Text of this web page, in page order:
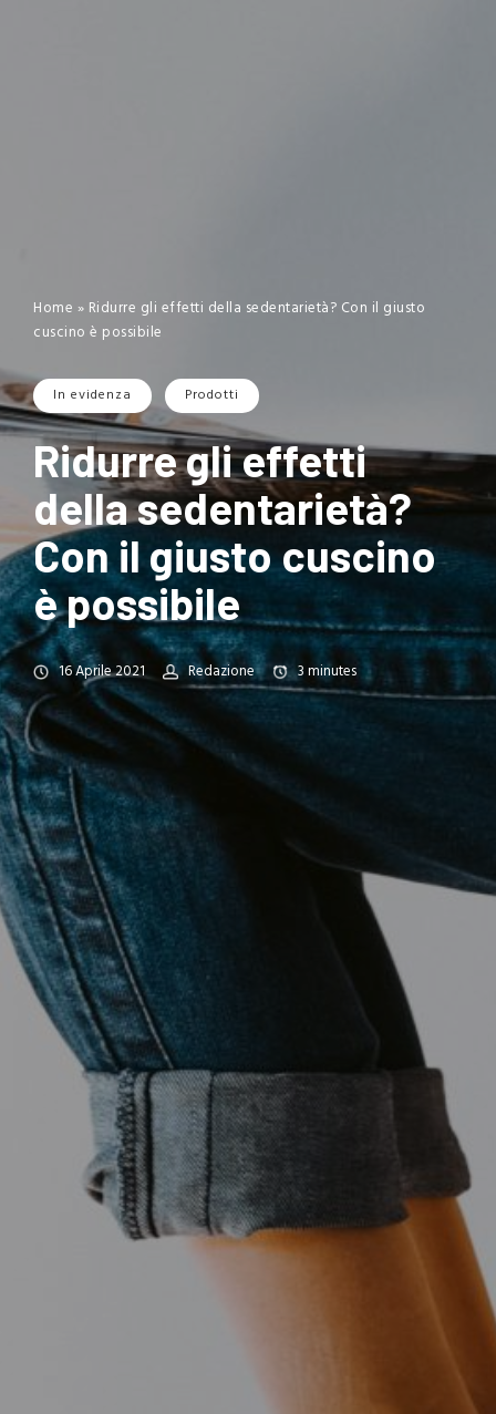
Home » Ridurre gli effetti della sedentarietà? Con il giusto
cuscino è possibile
In evidenza Prodotti
Ridurre gli effetti
della sedentarietà?
Con il giusto cuscino
è possibile
16 Aprile 2021 Redazione 3minutes